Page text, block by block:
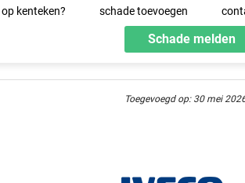
kenteken? schade toevoegen
Schade melden
Toegevoegd op: 30 mei